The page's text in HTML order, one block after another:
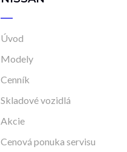
Úvod
Modely
Cenník
Skladové vozidlá
Akcie
Cenová ponuka servisu